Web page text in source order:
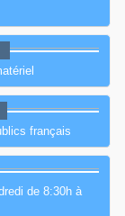
français
de 8:30h à